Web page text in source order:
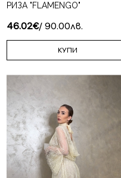
РИЗА "FLAMENGO"
46.02€/ 90.00лв.
КУПИ